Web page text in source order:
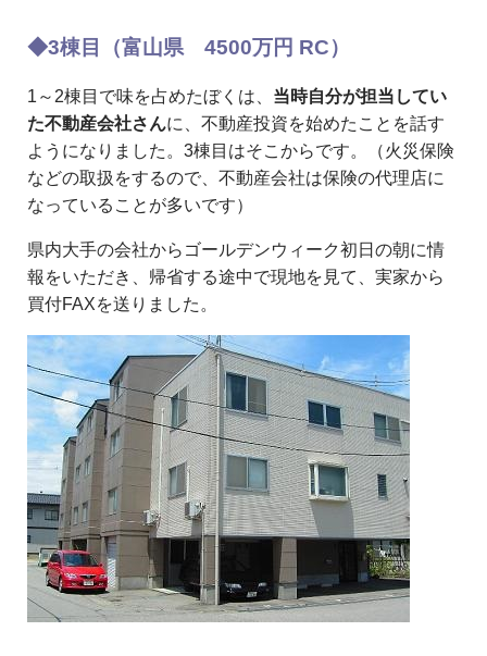
◆3棟目（富山県 4500万円 RC）
1～2棟目で味を占めたぼくは、 当時自分が担当してい
た不動産会社さんに、不動産投資を始めたことを話す
ようになりました。3棟目はそこからです。（火災保険
などの取扱をするので、不動産会社は保険の代理店に
なっていることが多いです）
県内大手の会社からゴールデンウィーク初日の朝に情
報をいただき、帰省する途中で現地を見て、実家から
買付FAXを送りました。